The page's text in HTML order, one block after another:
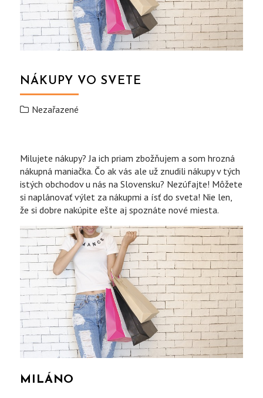
NÁKUPY VO SVETE
Nezařazené
Milujete nákupy? Ja ich priam zbožňujem a som hrozná
nákupná maniačka. Čo ak vás ale už znudili nákupy v tých
istých obchodov u nás na Slovensku? Nezúfajte! Môžete
si naplánovať výlet za nákupmi a ísť do sveta! Nie len,
že si dobre nakúpite ešte aj spoznáte nové miesta.
MILÁNO